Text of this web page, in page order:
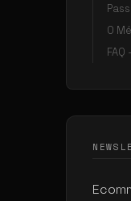
O